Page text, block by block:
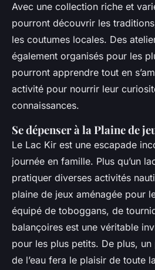
Avec une collection riche et
pourront découvrir les
les coutumes locales. Des
également organisés pour les
pourront apprendre tout en
activité pour nourrir leur
connaissances.
Se dépenser à la Plaine de
Le Lac Kir est une escapade
journée en famille. Plus qu’un
pratiquer diverses activités
plaine de jeux aménagée pour
équipé de toboggans, de
balançoires est une véritable
pour les plus petits. De plus,
de l’eau fera le plaisir de toute